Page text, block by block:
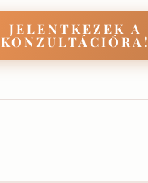
JELENTKEZEK A
KONZULTÁCIÓRA!